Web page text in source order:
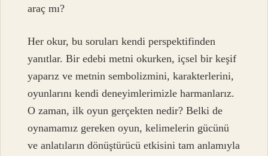
araç mı?
Her okur, bu soruları kendi perspektifinden
yanıtlar. Bir edebi metni okurken, içsel bir keşif
yaparız ve metnin sembolizmini, karakterlerini,
oyunlarını kendi deneyimlerimizle harmanlarız.
O zaman, ilk oyun gerçekten nedir? Belki de
oynamamız gereken oyun, kelimelerin gücünü
ve anlatıların dönüştürücü etkisini tam anlamıyla